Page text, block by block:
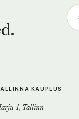
KAUPLUS
1, Tallinn